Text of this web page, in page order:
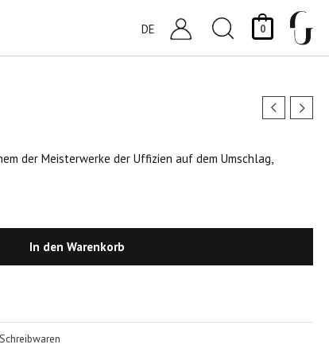
DE Suchen
0
der Meisterwerke der Uffizien auf dem Umschlag,
In den Warenkorb
Schreibwaren